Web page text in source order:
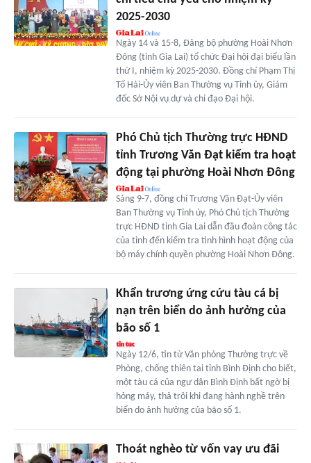
2025-2030
Ngày 14 và 15-8, Đảng bộ phường Hoài Nhơn
Đông (tỉnh Gia Lai) tổ chức Đại hội đại biểu lần
thứ I, nhiệm kỳ 2025-2030. Đồng chí Phạm Thị
Tố Hải-Ủy viên Ban Thường vụ Tỉnh ủy, Giám
đốc Sở Nội vụ dự và chỉ đạo Đại hội.
Phó Chủ tịch Thường trực HĐND
tỉnh Trương Văn Đạt kiểm tra hoạt
động tại phường Hoài Nhơn Đông
Sáng 9-7, đồng chí Trương Văn Đạt-Ủy viên
Ban Thường vụ Tỉnh ủy, Phó Chủ tịch Thường
trực HĐND tỉnh Gia Lai dẫn đầu đoàn công tác
của tỉnh đến kiểm tra tình hình hoạt động của
bộ máy chính quyền phường Hoài Nhơn Đông.
Khẩn trương ứng cứu tàu cá bị
nạn trên biển do ảnh hưởng của
bão số 1
Ngày 12/6, tin từ Văn phòng Thường trực về
Phòng, chống thiên tai tỉnh Bình Định cho biết,
một tàu cá của ngư dân Bình Định bất ngờ bị
hỏng máy, thả trôi khi đang hành nghề trên
biển do ảnh hưởng của bão số 1.
Thoát nghèo từ vốn vay ưu đãi